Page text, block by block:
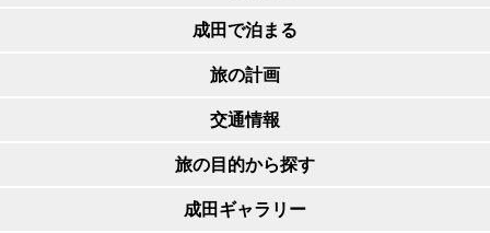
成田で泊まる
旅の計画
交通情報
旅の目的から探す
成田ギャラリー